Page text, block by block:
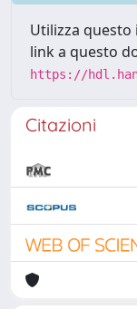
Utilizza
link a questo
https://
Citazioni